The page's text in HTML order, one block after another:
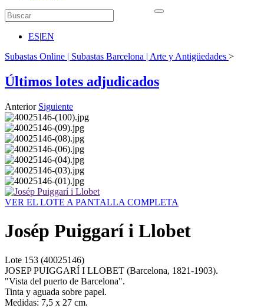
ES|EN
Subastas Online | Subastas Barcelona | Arte y Antigüedades >
Últimos lotes adjudicados
Anterior Siguiente
VER EL LOTE A PANTALLA COMPLETA
Josép Puiggarí i Llobet
Lote 153 (40025146)
JOSEP PUIGGARÍ I LLOBET (Barcelona, 1821-1903).
"Vista del puerto de Barcelona".
Tinta y aguada sobre papel.
Medidas: 7,5 x 27 cm.